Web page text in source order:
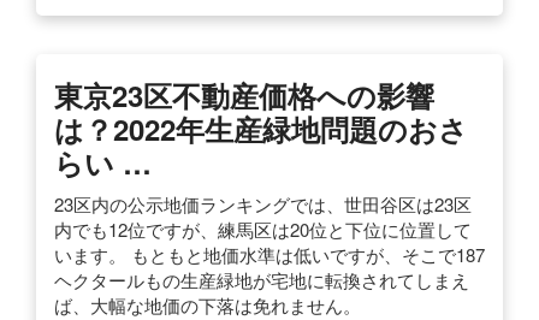
東京23区不動産価格への影響
は？2022年生産緑地問題のおさ
らい …
23区内の公示地価ランキングでは、世田谷区は23区
内でも12位ですが、練馬区は20位と下位に位置して
います。 もともと地価水準は低いですが、そこで187
ヘクタールもの生産緑地が宅地に転換されてしまえ
ば、大幅な地価の下落は免れません。